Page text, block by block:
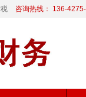
咨询热线： 136-